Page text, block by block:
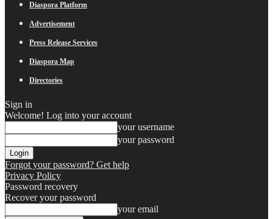
Diaspora Platform
Advertisement
Press Release Services
Diaspora Map
Directories
Sign in
Welcome! Log into your account
your username
your password
Forgot your password? Get help
Privacy Policy
Password recovery
Recover your password
your email